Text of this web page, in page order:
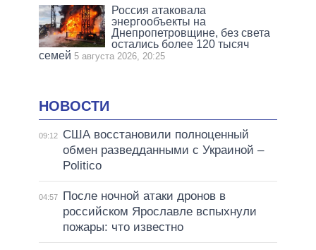
Россия атаковала
энергообъекты на
Днепропетровщине, без света
остались более 120 тысяч
семей 5 августа 2026, 20:25
НОВОСТИ
09:12
США восстановили полноценный
обмен разведданными с Украиной –
Politico
04:57
После ночной атаки дронов в
российском Ярославле вспыхнули
пожары: что известно